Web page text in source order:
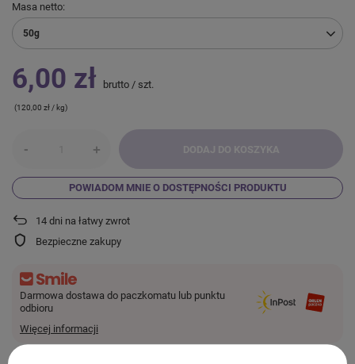
Masa netto
50g
6,00 zł brutto / szt.
(120,00 zł / kg)
- + DODAJ DO KOSZYKA
POWIADOM MNIE O DOSTĘPNOŚCI PRODUKTU
14 dni na łatwy zwrot
Bezpieczne zakupy
Darmowa dostawa do paczkomatu lub punktu
odbioru
Więcej informacji